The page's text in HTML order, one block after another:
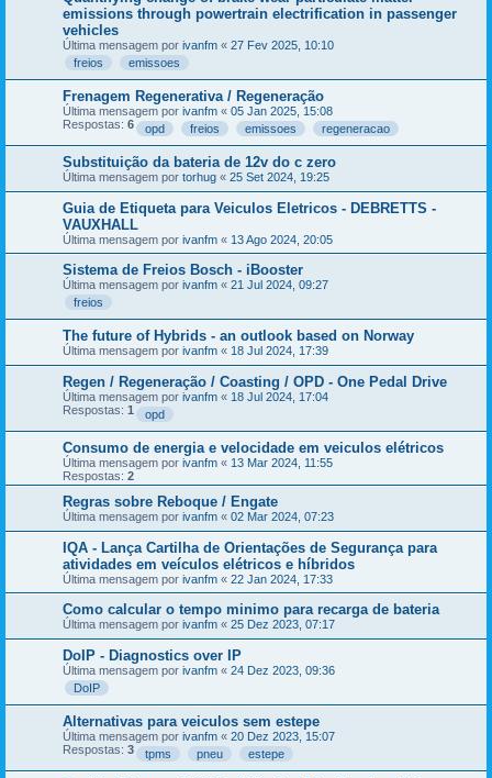
emissions through powertrain electrification in passenger
vehicles
Última mensagem por ivanfm « 27 Fev 2025, 10:10
freios
emissoes
Frenagem Regenerativa / Regeneração
Última mensagem por ivanfm « 05 Jan 2025, 15:08
Respostas: 6 opd freios emissoes regeneracao
Substituição da bateria de 12v do c zero
Última mensagem por torhug « 25 Set 2024, 19:25
Guia de Etiqueta para Veiculos Eletricos - DEBRETTS -
VAUXHALL
Última mensagem por ivanfm « 13 Ago 2024, 20:05
Sistema de Freios Bosch - iBooster
Última mensagem por ivanfm « 21 Jul 2024, 09:27
freios
The future of Hybrids - an outlook based on Norway
Última mensagem por ivanfm « 18 Jul 2024, 17:39
Regen / Regeneração / Coasting / OPD - One Pedal Drive
Última mensagem por ivanfm « 18 Jul 2024, 17:04
Respostas: 1 opd
Consumo de energia e velocidade em veiculos elétricos
Última mensagem por ivanfm « 13 Mar 2024, 11:55
Respostas: 2
Regras sobre Reboque / Engate
Última mensagem por ivanfm « 02 Mar 2024, 07:23
IQA - Lança Cartilha de Orientações de Segurança para
atividades em veículos elétricos e híbridos
Última mensagem por ivanfm « 22 Jan 2024, 17:33
Como calcular o tempo minimo para recarga de bateria
Última mensagem por ivanfm « 25 Dez 2023, 07:17
DoIP - Diagnostics over IP
Última mensagem por ivanfm « 24 Dez 2023, 09:36
DoIP
Alternativas para veiculos sem estepe
Última mensagem por ivanfm « 20 Dez 2023, 15:07
Respostas: 3 tpms pneu estepe